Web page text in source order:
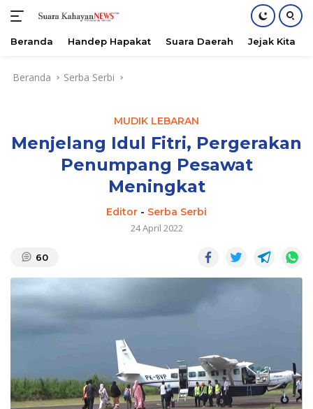
Beranda Handep Hapakat Suara Daerah Jejak Kita
Beranda Serba Serbi
MUDIK LEBARAN
Menjelang Idul Fitri, Pergerakan
Penumpang Pesawat
Meningkat
Editor - Serba Serbi
24 April 2022
60